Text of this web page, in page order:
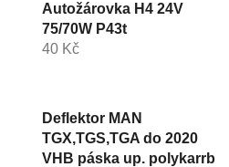
Autožárovka H4 24V
75/70W P43t
40 Kč
Deflektor MAN
TGX,TGS,TGA do 2020
VHB páska up. polykarrb